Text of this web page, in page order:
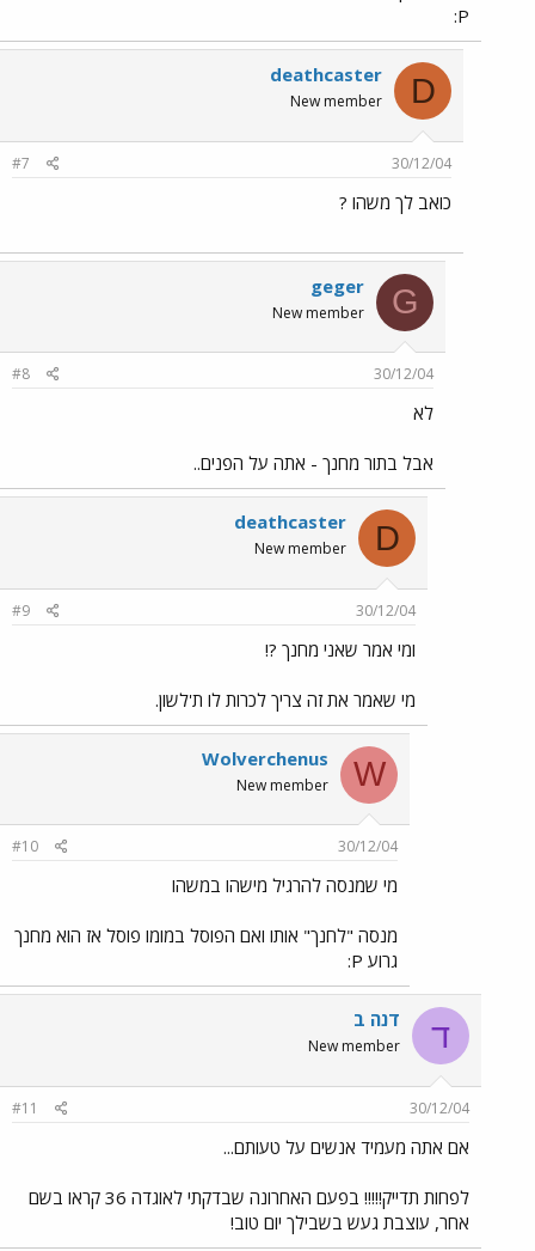
P:
D
deathcaster
New member
30/12/04
#7
כואב לך משהו ?
G
geger
New member
30/12/04
#8
לא
אבל בתור מחנך - אתה על הפנים..
D
deathcaster
New member
30/12/04
#9
ומי אמר שאני מחנך ?!
מי שאמר את זה צריך לכרות לו ת'לשון.
W
Wolverchenus
New member
30/12/04
#10
מי שמנסה להרגיל מישהו במשהו
מנסה "לחנך" אותו ואם הפוסל במומו פוסל אז הוא מחנך
גרוע P:
ד דנה ב
New member
30/12/04
#11
אם אתה מעמיד אנשים על טעותם...
לפחות תדייק!!!!! בפעם האחרונה שבדקתי לאוגדה 36 קראו בשם
אחר, עוצבת געש בשבילך יום טוב!